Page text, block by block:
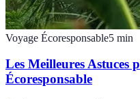
Voyage Écoresponsable5 min
Les Meilleures Astuces
Écoresponsable